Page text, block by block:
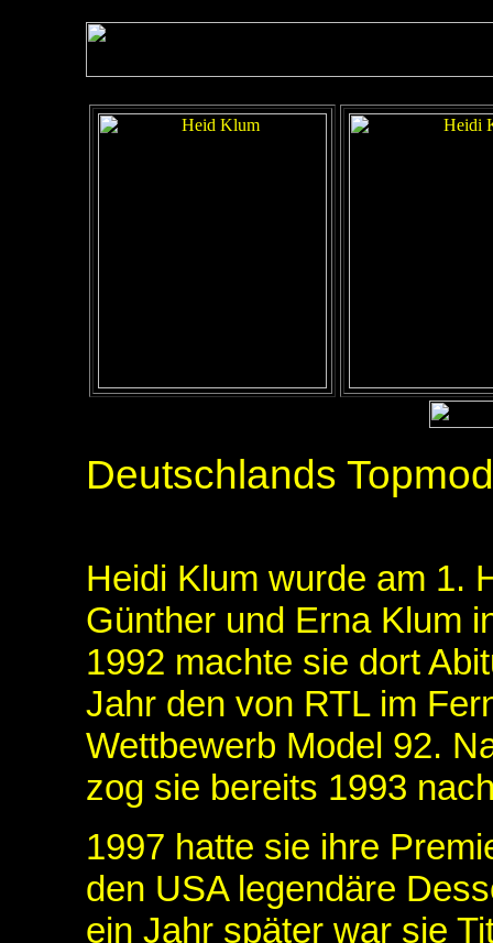
Deutschlands
Heidi Klum wurde am 1.
Günther und Erna Klum
1992 machte sie dort
Jahr den von RTL im
Wettbewerb Model 92.
zog sie bereits 1993
1997 hatte sie ihre
den USA legendäre
ein Jahr später war sie